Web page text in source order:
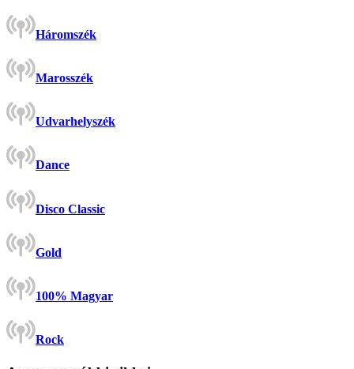
Háromszék
Marosszék
Udvarhelyszék
Dance
Disco Classic
Gold
100% Magyar
Rock